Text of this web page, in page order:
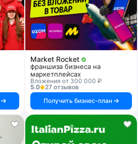
Market Rocket
франшиза бизнеса на
маркетплейсах
Вложения от 300 000 ₽
5.0
27 отзывов
Получить бизнес-план